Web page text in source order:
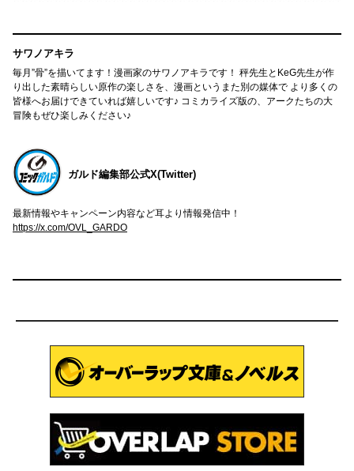
サワノアキラ
毎月”骨”を描いてます！漫画家のサワノアキラです！ 秤先生とKeG先生が作
り出した素晴らしい原作の楽しさを、漫画というまた別の媒体で より多くの
皆様へお届けできていれば嬉しいです♪ コミカライズ版の、アークたちの大
冒険もぜひ楽しみください♪
ガルド編集部公式X(Twitter)
最新情報やキャンペーン内容など耳より情報発信中！
https://x.com/OVL_GARDO